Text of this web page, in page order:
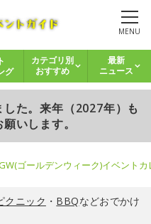
MENU
グ
カテゴリ別
おすすめ
最新
ニュース
た。来年（2027年）も
いします。
ゴールデンウィーク)イベント
クニック ・ BBQなどおでかけ